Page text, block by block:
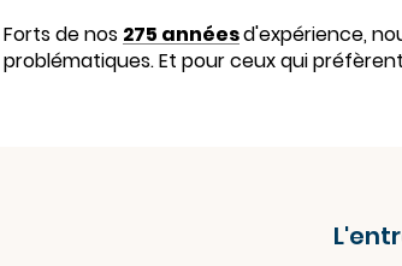
Forts de nos 275 annéesd'expérience,
problématiques. Et pour ceux qui